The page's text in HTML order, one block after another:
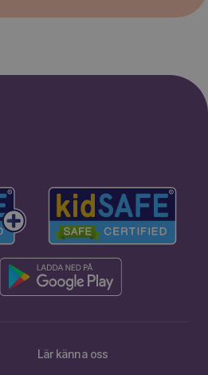
Lär känna oss